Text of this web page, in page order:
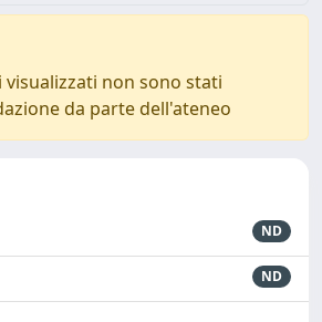
non sono stati
da parte dell'ateneo
ND
ND